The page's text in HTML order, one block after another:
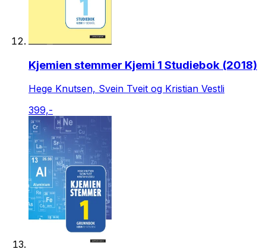
Kjemien stemmer Kjemi 1 Studiebok (2018)
Hege Knutsen, Svein Tveit og Kristian Vestli
399,-